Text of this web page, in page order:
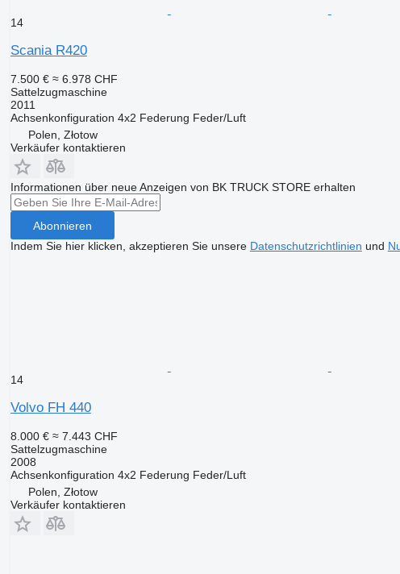
14
Scania R420
7.500 € ≈ 6.978 CHF
Sattelzugmaschine
2011
Achsenkonfiguration 4x2 Federung Feder/Luft
Polen, Złotow
Verkäufer kontaktieren
Informationen über neue Anzeigen von BK TRUCK STORE erhalten
Abonnieren
Indem Sie hier klicken, akzeptieren Sie unsere Datenschutzrichtlinien und
14
Volvo FH 440
8.000 € ≈ 7.443 CHF
Sattelzugmaschine
2008
Achsenkonfiguration 4x2 Federung Feder/Luft
Polen, Złotow
Verkäufer kontaktieren